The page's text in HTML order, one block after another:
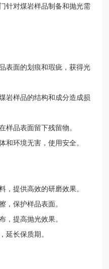
针对煤岩样品制备和抛光需
表面的划痕和瑕疵，获得光
岩样品的结构和成分造成损
样品表面留下残留物。
和环境无害，使用安全。
，提供高效的研磨效果。
，保护样品表面。
，提高抛光效果。
延长保质期。